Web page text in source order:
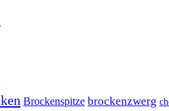
Brockenspitze brockenzwerg